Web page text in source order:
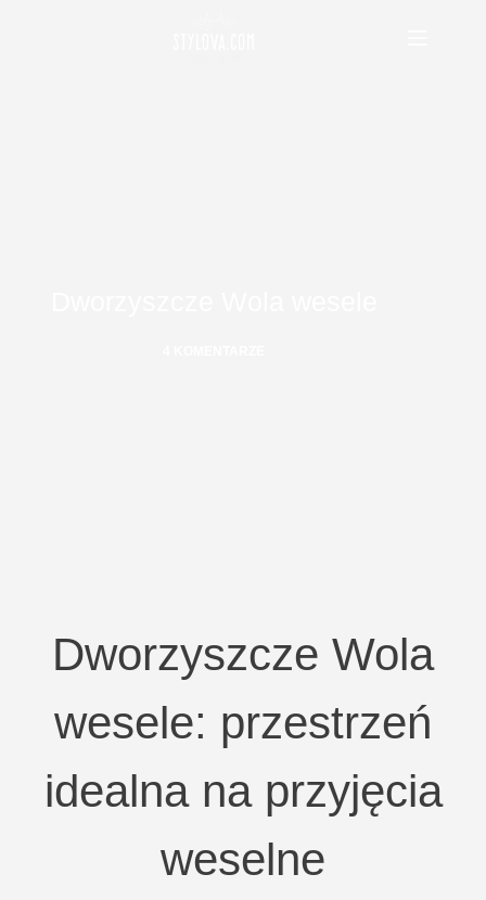
Dworzyszcze Wola
wesele: przestrzeń
idealna na przyjęcia
weselne